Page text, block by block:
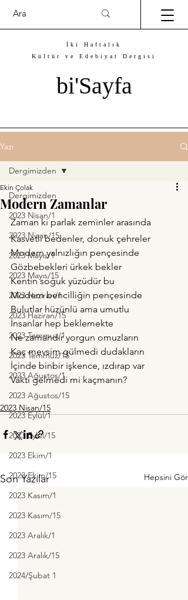
bi'Sayfa
İki Haftalık
Kültür ve Edebiyat Dergisi
Yazı
Dergimizden
2023 Nisan/1
2023 Nisan/15
2023 Mayıs/1
2023 Mayıs/15
2023 Haziran/1
2023 Haziran/15
2023 Temmuz/1
2023 Temmuz/15
2023 Ağustos/1
2023 Ağustos/15
2023 Eylül/1
2023 Eylül/15
2023 Ekim/1
2023 Ekim/15
2023 Kasım/1
2023 Kasım/15
2023 Aralık/1
2023 Aralık/15
2024/Şubat 1
Dergimizden
Modern Zamanlar
Ekin Çolak
Zaman ki parlak zeminler arasında
Kasvetli bedenler, donuk çehreler
Modern yalnızlığın pençesinde
Gözbebekleri ürkek bekler
Kentin soğuk yüzüdür bu
Modern bencilliğin pençesinde
Bulutlar hüzünlü ama umutlu
İnsanlar hep beklemekte
Ne zamandır yorgun omuzların
Kaç mevsim gülmedi dudakların
İçinde binbir işkence, ızdırap var
Vakti gelmedi mi kaçmanın?
2023 Nisan/15
Son Yazılar Hepsini Gör